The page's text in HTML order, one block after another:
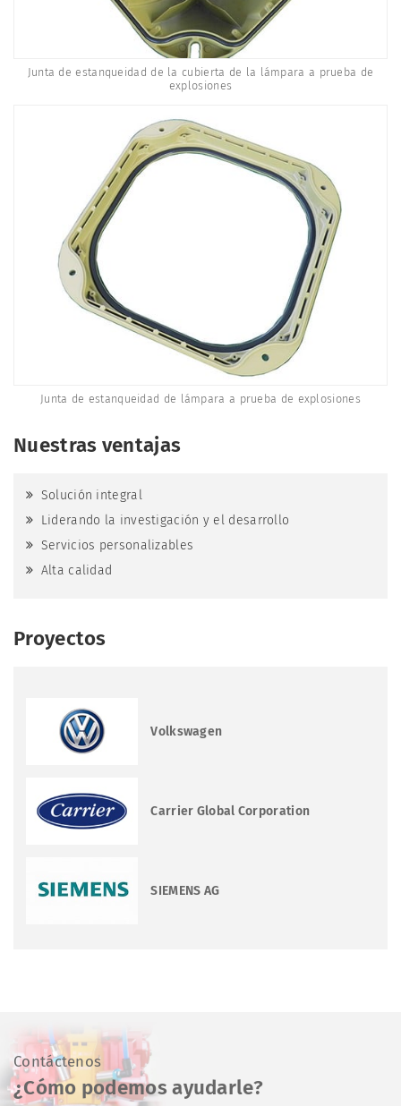
Junta de estanqueidad de la cubierta de la lámpara a prueba de
explosiones
Junta de estanqueidad de lámpara a prueba de explosiones
Nuestras ventajas
Solución integral
Liderando la investigación y el desarrollo
Servicios personalizables
Alta calidad
Proyectos
Volkswagen
Carrier Global Corporation
SIEMENS AG
Contáctenos
¿Cómo podemos ayudarle?